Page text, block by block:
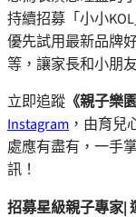
持續招募「小小
優先試用最新品牌
等，讓家長和小朋
立即追蹤 《親子樂
Instagram ，由育兒
處應有盡有，一手
訊！
招募星級親子專家|